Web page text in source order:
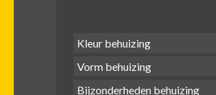
Kleur behuizing
Vorm behuizing
Bijzonderheden behuizing